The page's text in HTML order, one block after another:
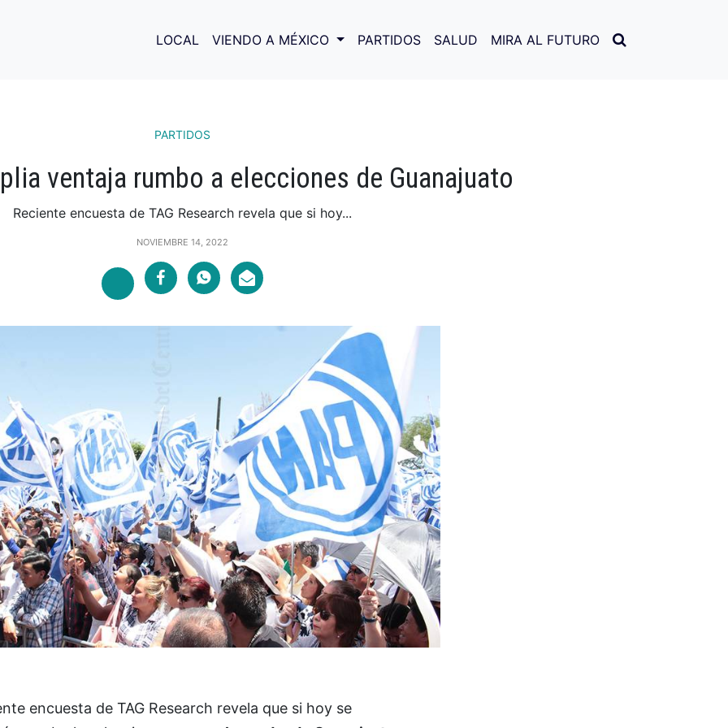
LOCAL VIENDO A MÉXICO PARTIDOS SALUD MIRA AL FUTURO
PARTIDOS
ventaja rumbo a elecciones de Guanajuato
Reciente encuesta de TAG Research revela que si hoy...
NOVIEMBRE 14, 2022
encuesta de TAG Research revela que si hoy se